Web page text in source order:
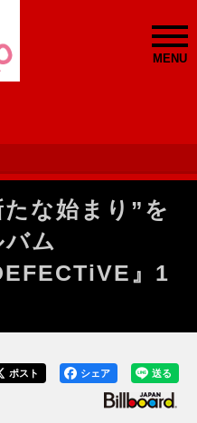
MENU
な始まり”を
ム
』1
送る
シェア
ポスト